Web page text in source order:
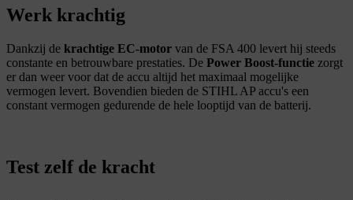
Werk krachtig
Dankzij de krachtige EC-motor van de FSA 400 levert hij steeds
constante en betrouwbare prestaties. De Power Boost-functie zorgt
er dan weer voor dat de accu altijd het maximaal mogelijke
vermogen levert. Bovendien bieden de STIHL AP accu's een
constant vermogen gedurende de hele looptijd van de batterij.
Test zelf de kracht